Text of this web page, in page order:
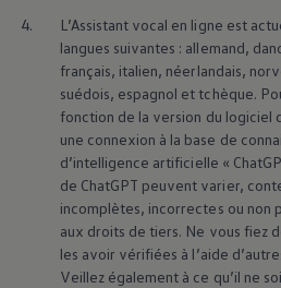
4.
L’Assistant vocal en ligne est
langues suivantes : allemand,
français, italien, néerlandais,
suédois, espagnol et tchèque.
fonction de la version du
une connexion à la base de
d’intelligence artificielle «
de ChatGPT peuvent varier,
incomplètes, incorrectes ou
aux droits de tiers. Ne vous fiez
les avoir vérifiées à l’aide
Veillez également à ce qu’il ne